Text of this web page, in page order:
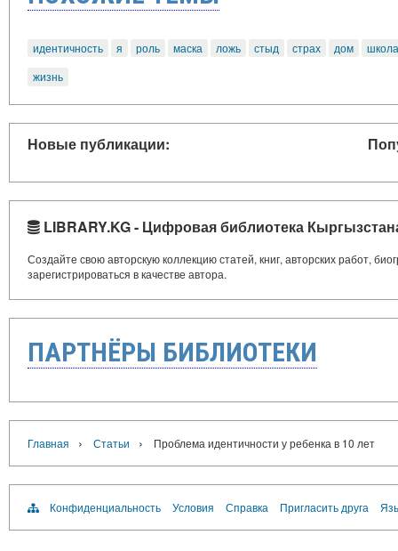
идентичность я роль маска ложь стыд страх дом
школа
жизнь
Новые публикации:
LIBRARY.KG - Цифровая библиотека
Создайте свою авторскую коллекцию статей, книг, авторских работ,
зарегистрироваться в качестве автора.
ПАРТНЁРЫ БИБЛИОТЕКИ
Главная › Статьи › Проблема идентичности у ребенка в 10 лет
Конфиденциальность Условия Справка Пригласить друга